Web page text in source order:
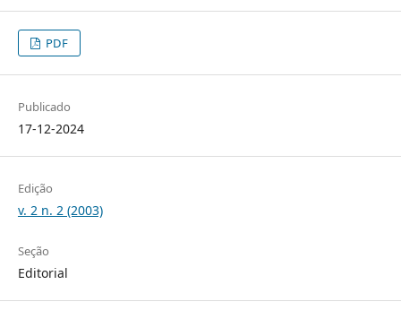
PDF
Publicado
17-12-2024
Edição
v. 2 n. 2 (2003)
Seção
Editorial